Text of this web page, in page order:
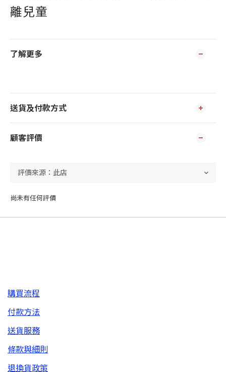
離兒童
了解更多
送貨及付款方式
顧客評價
尚未有任何評價
購買流程
付款方法
送貨服務
條款與細則
退換貨政策